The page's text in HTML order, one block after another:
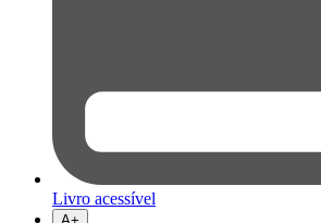
Livro acessível